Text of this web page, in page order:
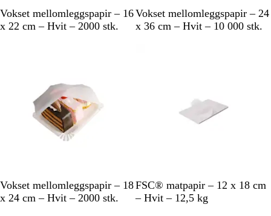
H
v
Vokset mellomleggspapir – 16
x 22 cm – Hvit – 2000 stk.
H
v
Vokset mellomleggspapir – 24
x 36 cm – Hvit – 10 000 stk.
H
v
Vokset mellomleggspapir – 18
x 24 cm – Hvit – 2000 stk.
H
v
FSC® matpapir – 12 x 18 cm
– Hvit – 12,5 kg